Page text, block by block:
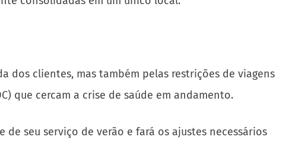
dos clientes, mas também pelas restrições de viagens
que cercam a crise de saúde em andamento.
seu serviço de verão e fará os ajustes necessários